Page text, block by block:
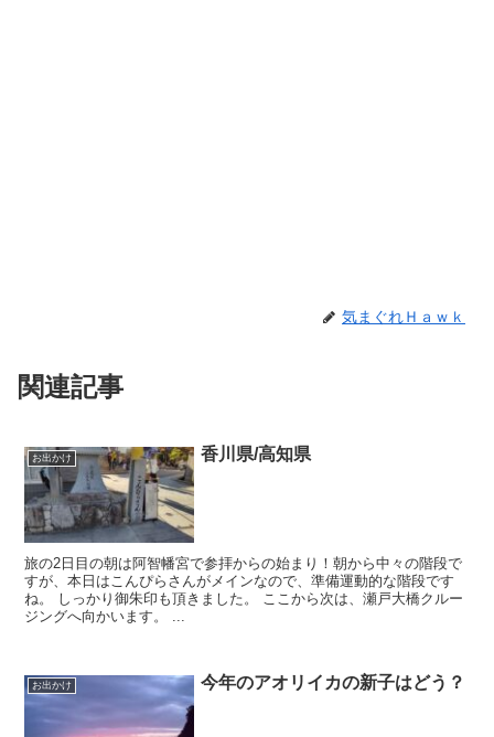
気まぐれＨａｗｋ
関連記事
お出かけ 香川県/高知県
旅の2日目の朝は阿智幡宮で参拝からの始まり！朝から中々の階段で
すが、本日はこんぴらさんがメインなので、準備運動的な階段です
ね。 しっかり御朱印も頂きました。 ここから次は、瀬戸大橋クルー
ジングへ向かいます。 ...
お出かけ 今年のアオリイカの新子はどう？